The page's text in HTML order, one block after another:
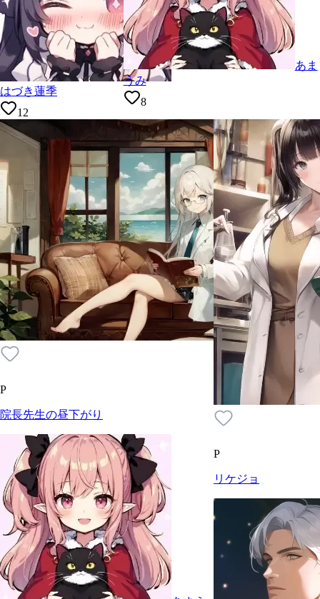
はづき蓮季
12
あま
うみ
8
P
院長先生の昼下がり
P
リケジョ